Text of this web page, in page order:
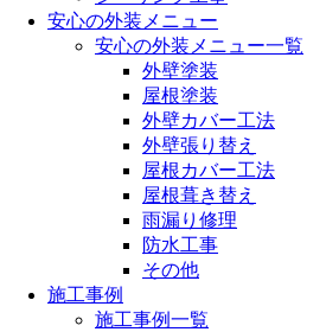
安心の外装メニュー
安心の外装メニュー一覧
外壁塗装
屋根塗装
外壁カバー工法
外壁張り替え
屋根カバー工法
屋根葺き替え
雨漏り修理
防水工事
その他
施工事例
施工事例一覧